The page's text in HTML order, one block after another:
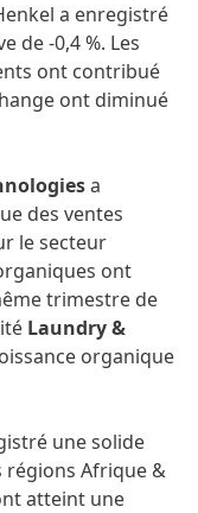
a enregistré
de -0,4 %. Les
ont contribué
ont diminué
a
des ventes
le secteur
ont
trimestre de
Laundry &
organique
une solide
régions Afrique &
atteint une